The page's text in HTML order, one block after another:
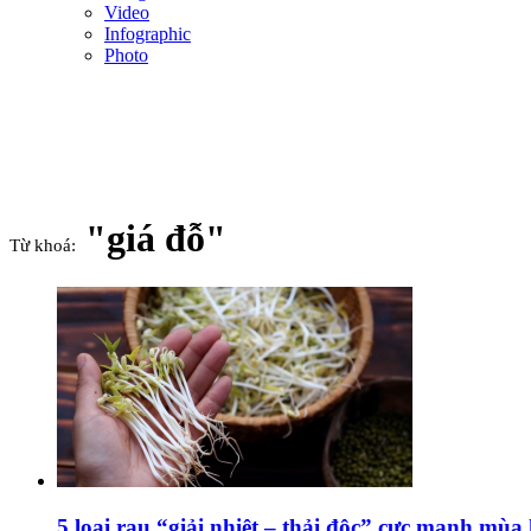
Video
Infographic
Photo
Từ khoá: "giá đỗ"